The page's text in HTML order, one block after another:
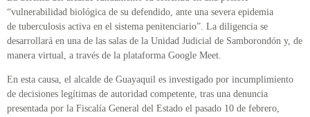
“vulnerabilidad biológica de su defendido, ante una severa epidemia
de tuberculosis activa en el sistema penitenciario”. La diligencia se
desarrollará en una de las salas de la Unidad Judicial de Samborondón y, de
manera virtual, a través de la plataforma Google Meet.
En esta causa, el alcalde de Guayaquil es investigado por incumplimiento
de decisiones legítimas de autoridad competente, tras una denuncia
presentada por la Fiscalía General del Estado el pasado 10 de febrero,